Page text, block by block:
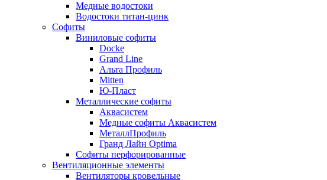
Медные водостоки
Водостоки титан-цинк
Софиты
Виниловые софиты
Docke
Grand Line
Альта Профиль
Mitten
Ю-Пласт
Металлические софиты
Аквасистем
Медные софиты Аквасистем
МеталлПрофиль
Гранд Лайн Optima
Софиты перфорированные
Вентиляционные элементы
Вентиляторы кровельные